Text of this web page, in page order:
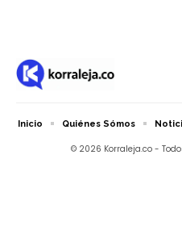
© 2026 Korraleja.co -
Inicio Quiénes Sómos